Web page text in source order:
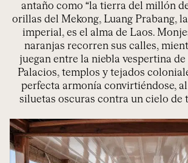
antaño como “la tierra del millón
orillas del Mekong, Luang Prabang,
imperial, es el alma de Laos.
naranjas recorren sus calles,
juegan entre la niebla vespertina
Palacios, templos y tejados
perfecta armonía convirtiéndose,
siluetas oscuras contra un cielo de